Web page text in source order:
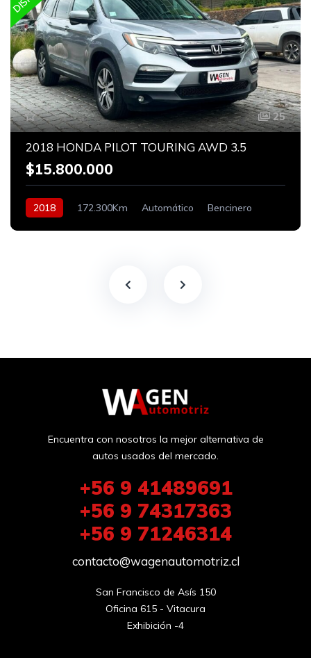
25
2018 HONDA PILOT TOURING AWD 3.5
$15.800.000
2018 172.300Km Automático Bencinero
Encuentra con nosotros la mejor alternativa de
autos usados del mercado.
+56 9 41489691
+56 9 74317363
+56 9 71246314
contacto@wagenautomotriz.cl
San Francisco de Asís 150
Oficina 615 - Vitacura
Exhibición -4